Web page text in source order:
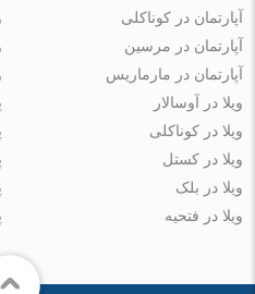
آپارتمان در کوناکلی
آپارتمان در مرسین
آپارتمان در مارماریس
ویلا در آوسالار
ویلا در کوناکلی
ویلا در کستل
ویلا در بلک
ویلا در فتحیه